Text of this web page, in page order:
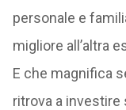
personale e
migliore all’altra
E che magnifica
ritrova a